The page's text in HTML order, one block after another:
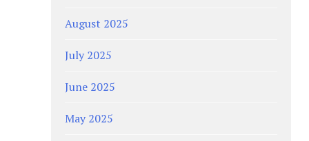
August 2025
July 2025
June 2025
May 2025